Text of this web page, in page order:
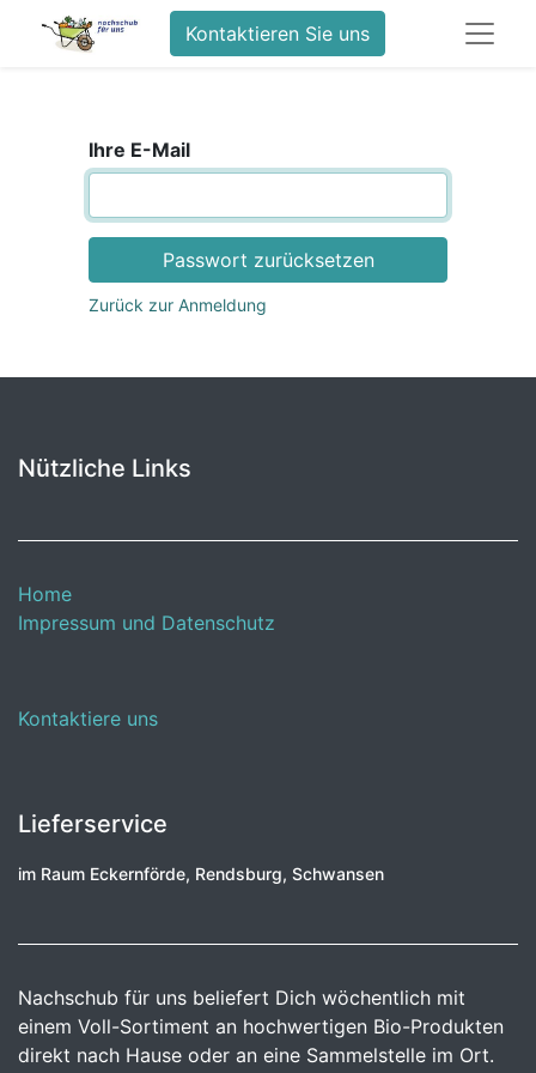
Kontaktieren Sie uns
Ihre E-Mail
Passwort zurücksetzen
Zurück zur Anmeldung
Nützliche Links
Home
Impressum und Datenschutz
Kontaktiere uns
Lieferservice
im Raum Eckernförde, Rendsburg, Schwansen
Nachschub für uns beliefert Dich wöchentlich mit
einem Voll-Sortiment an hochwertigen Bio-Produkten
direkt nach Hause oder an eine Sammelstelle im Ort.